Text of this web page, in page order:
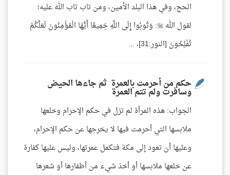
الحج، وفي هذا البلد الأمين، ومن تاب تاب الله عليه؛
لقول الله : وَتُوبُوا إِلَى اللَّهِ جَمِيعًا أَيُّهَا الْمُؤْمِنُونَ لَعَلَّكُمْ
تُفْلِحُونَ [النور:31]، ...
حكم من أحرمت بالعمرة ثم جاءها الحيض
وسافرت ولم تتم العمرة
الجواب: هذه المرأة لم تزل في حكم الإحرام وخلعها
ملابسها التي أحرمت فيها لا يخرجها عن حكم الإحرام،
وعليها أن تعود إلى مكة فتكمل عمرتها، وليس عليها كفارة
عن خلعها ملابسها أو أخذ شيء من أظفارها أو شعرها